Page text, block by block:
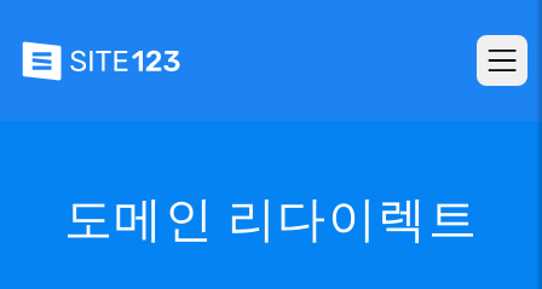
도메인 리다이렉트